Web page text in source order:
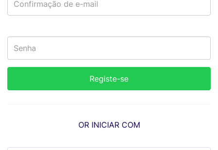
OR INICIAR COM